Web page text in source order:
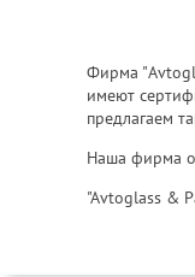
Фирма
имеют
предлагаем
Наша фирма
"Avtoglass &